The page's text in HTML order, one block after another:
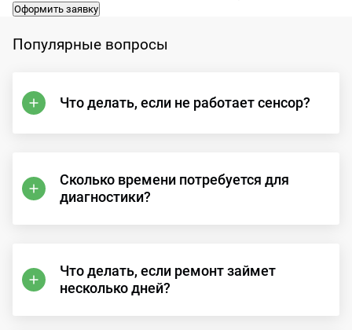
Оформить заявку
Популярные вопросы
Что делать, если не работает сенсор?
Сколько времени потребуется для
диагностики?
Что делать, если ремонт займет
несколько дней?